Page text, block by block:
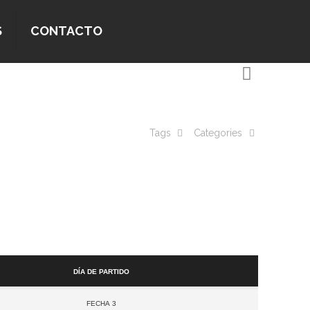
CONTACTO
Categories
Tags
Día de partido
Fecha 3